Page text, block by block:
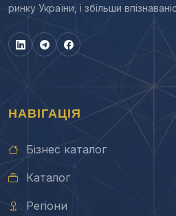
ринку України, і збільши
НАВІГАЦІЯ
Бізнес каталог
Каталог
Регіони